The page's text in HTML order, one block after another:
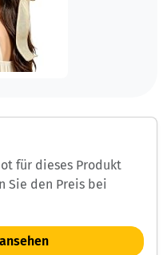
für dieses Produkt
Sie den Preis bei